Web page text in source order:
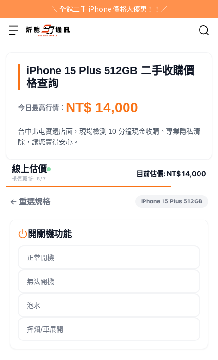
＼ 全館二手 iPhone 價格大優惠！！／
iPhone 15 Plus 512GB 二手收購價
格查詢
今日最高行情： NT$ 14,000
台中北屯實體店面，現場檢測 10 分鐘現金收購。專業隱私清
除，讓您賣得安心。
線上估價
報價更新: 8/7
目前估價:NT$ 14,000
← 重選規格 iPhone 15 Plus 512GB
開關機功能
正常開機
無法開機
泡水
摔爛/車展開